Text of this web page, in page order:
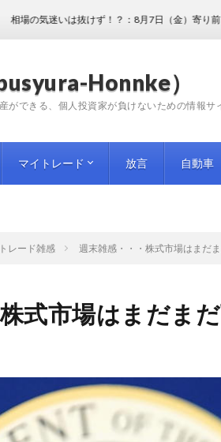
Honnke）
ができる、個人投資家が負けないための情報サ
マイトレード 放言 自動車
気迷いは抜けず！？：8月7日（金）寄り前
トレード雑感 週末雑感・・・株式市場はまだ
式市場はまだま